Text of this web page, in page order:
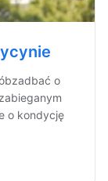
o
o kondycję